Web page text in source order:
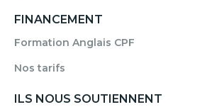
FINANCEMENT
Formation Anglais CPF
Nos tarifs
ILS NOUS SOUTIENNENT